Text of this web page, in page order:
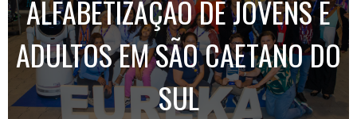
ALFABETIZAÇÃO DE JOVENS E
ADULTOS EM SÃO CAETANO DO
SUL